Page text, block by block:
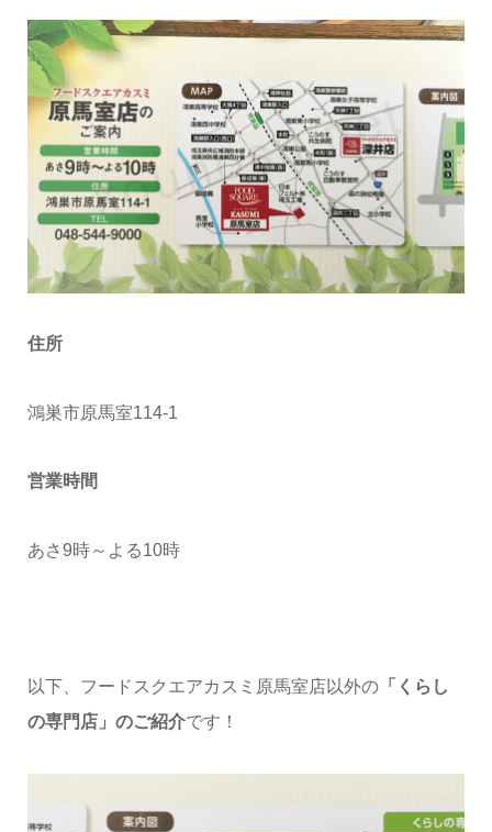
住所
鴻巣市原馬室114-1
営業時間
あさ9時～よる10時
以下、フードスクエアカスミ原馬室店以外の「くらし
の専門店」のご紹介です！